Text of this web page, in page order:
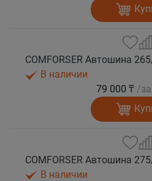
В наличии
79 000 ₸ /
В наличии